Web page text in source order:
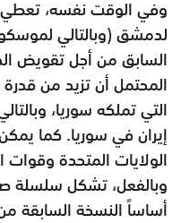
لدمشق (وبالتالي
السابق من أجل تقويض
المحتمل أن تزيد من
التي تملكه سوريا،
إيران في سوريا. كما
الولايات المتحدة
أساساً النسخة السابقة